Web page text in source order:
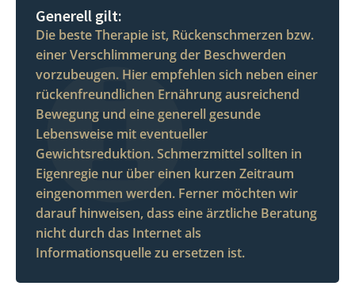
Generell gilt:
Die beste Therapie ist, Rückenschmerzen bzw.
einer Verschlimmerung der Beschwerden
vorzubeugen. Hier empfehlen sich neben einer
rückenfreundlichen Ernährung ausreichend
Bewegung und eine generell gesunde
Lebensweise mit eventueller
Gewichtsreduktion. Schmerzmittel sollten in
Eigenregie nur über einen kurzen Zeitraum
eingenommen werden. Ferner möchten wir
darauf hinweisen, dass eine ärztliche Beratung
nicht durch das Internet als
Informationsquelle zu ersetzen ist.